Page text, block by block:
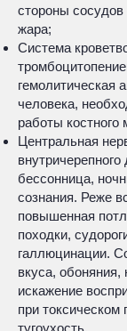
стороны
жара;
Система
гемолитическая
человека,
работы костного
Центральная
бессонница,
сознания. Реже
повышенная
походки,
галлюцинации.
вкуса, обоняния,
искажение
при токсическом
тугоухость.